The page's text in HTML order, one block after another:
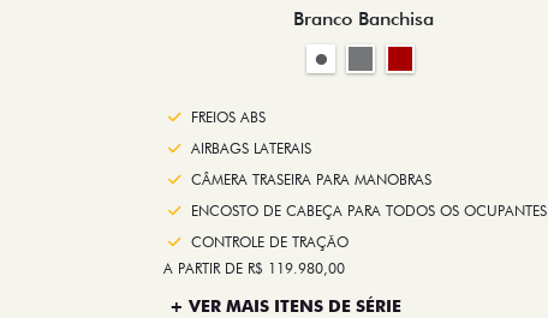
Branco Banchisa
FREIOS ABS
AIRBAGS LATERAIS
CÂMERA TRASEIRA PARA MANOBRAS
ENCOSTO DE CABEÇA PARA TODOS OS OCUPANTES
CONTROLE DE TRAÇÃO
A PARTIR DE R$ 119.980,00
+ VER MAIS ITENS DE SÉRIE